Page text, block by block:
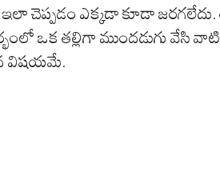
ఇలా చెప్పడం ఎక్కడా కూడా
ఒక తల్లిగా ముందడుగు వేసి
విషయమే.